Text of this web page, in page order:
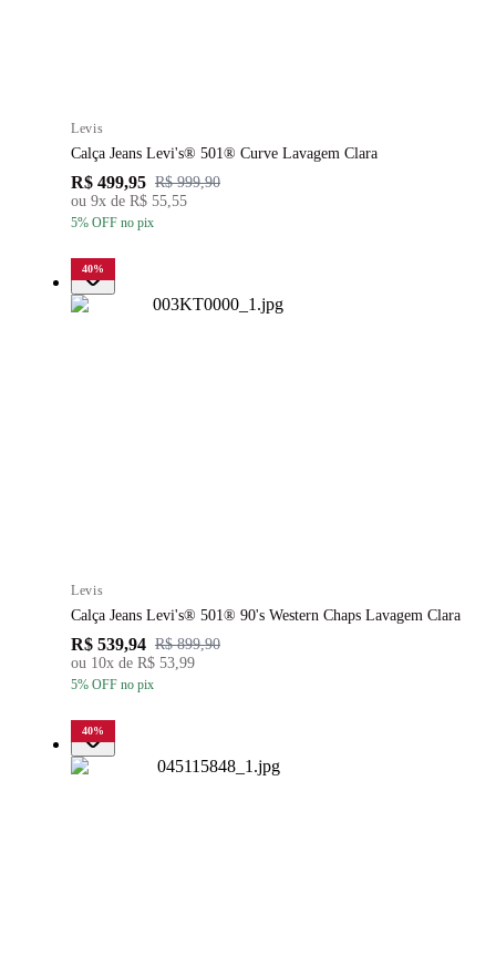
Levis
Calça Jeans Levi's® 501® Curve Lavagem Clara
R$ 499,95 R$ 999,90
ou 9x de R$ 55,55
5% OFF no pix
40%
Levis
Calça Jeans Levi's® 501® 90's Western Chaps Lavagem Clara
R$ 539,94 R$ 899,90
ou 10x de R$ 53,99
5% OFF no pix
40%